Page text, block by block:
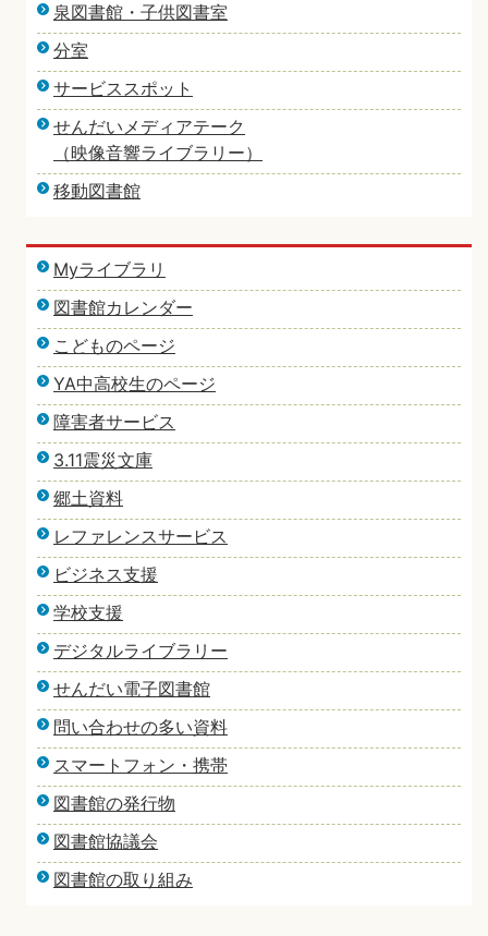
泉図書館・子供図書室
分室
サービススポット
せんだいメディアテーク
（映像音響ライブラリー）
移動図書館
Myライブラリ
図書館カレンダー
こどものページ
YA中高校生のページ
障害者サービス
3.11震災文庫
郷土資料
レファレンスサービス
ビジネス支援
学校支援
デジタルライブラリー
せんだい電子図書館
問い合わせの多い資料
スマートフォン・携帯
図書館の発行物
図書館協議会
図書館の取り組み